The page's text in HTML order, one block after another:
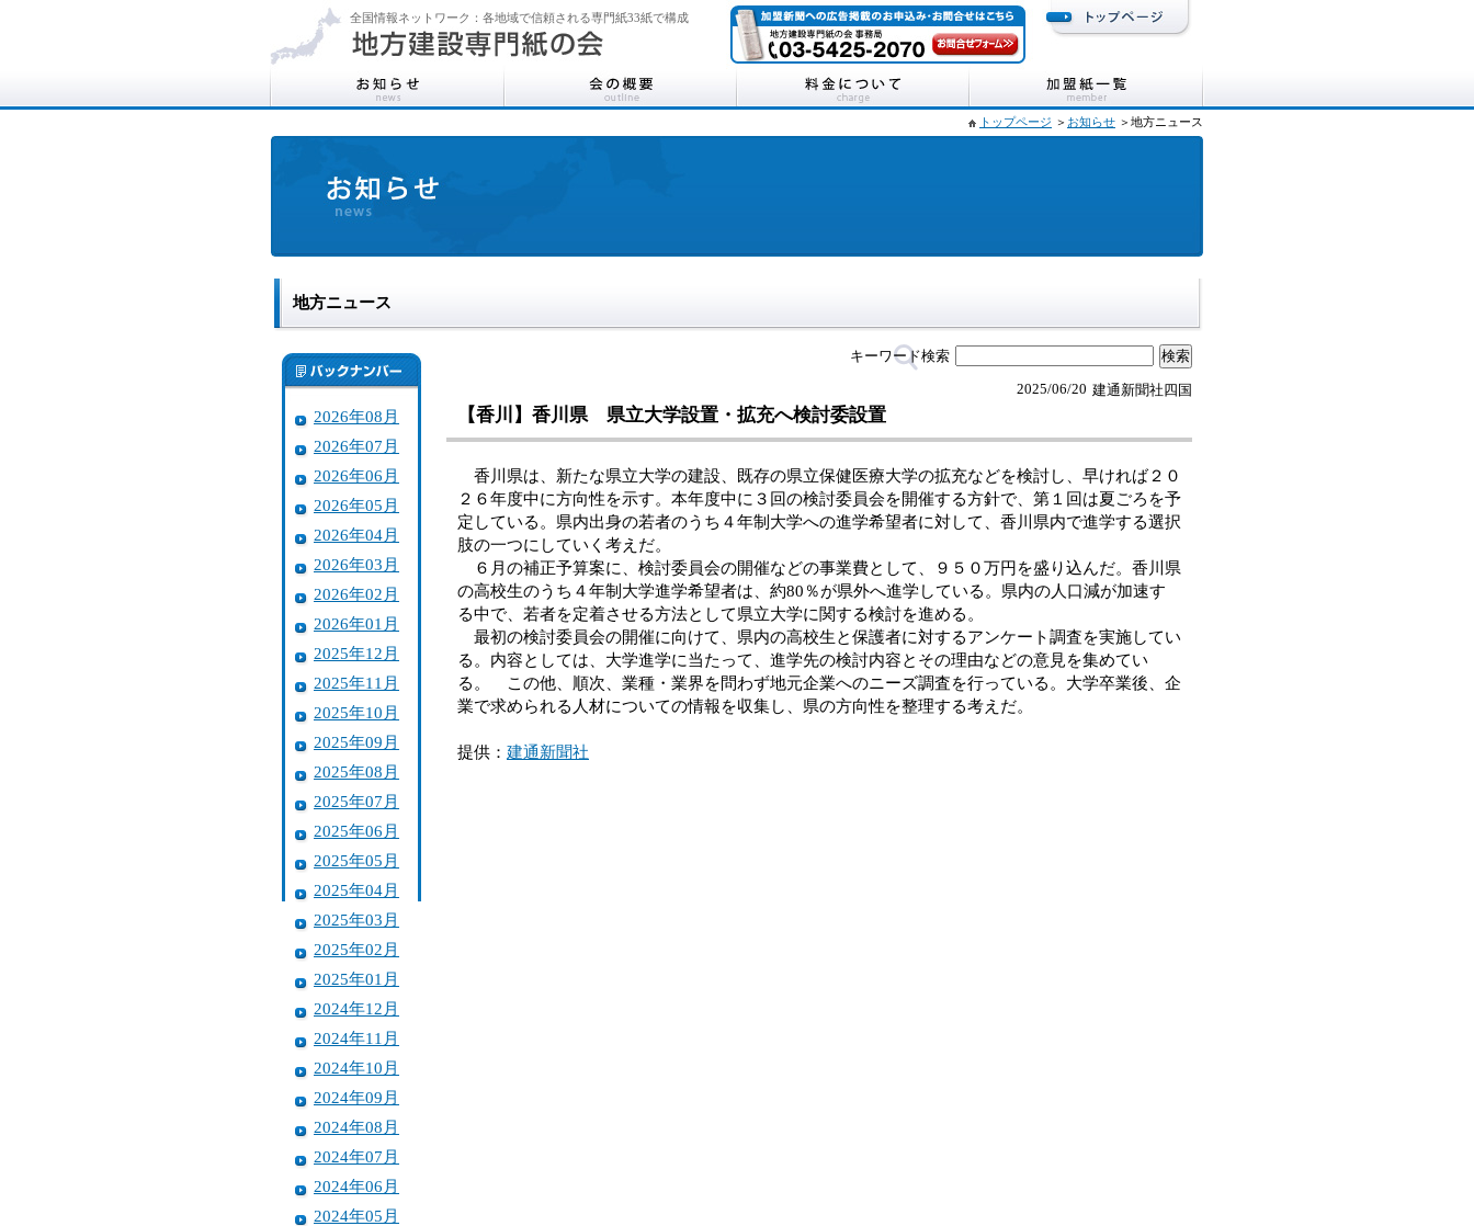
全国情報ネットワーク：各地域で信頼される専門紙33紙で構成
トップページ ＞ お知らせ ＞地方ニュース
地方ニュース
2026年08月
2026年07月
2026年06月
2026年05月
2026年04月
2026年03月
2026年02月
2026年01月
2025年12月
2025年11月
2025年10月
2025年09月
2025年08月
2025年07月
2025年06月
2025年05月
2025年04月
2025年03月
2025年02月
2025年01月
2024年12月
2024年11月
2024年10月
2024年09月
2024年08月
2024年07月
2024年06月
2024年05月
キーワード検索
建通新聞社四国
2025/06/20
【香川】香川県 県立大学設置・拡充へ検討委設置
香川県は、新たな県立大学の建設、既存の県立保健医療大学の拡充などを検討し、早ければ２０
２６年度中に方向性を示す。本年度中に３回の検討委員会を開催する方針で、第１回は夏ごろを予
定している。県内出身の若者のうち４年制大学への進学希望者に対して、香川県内で進学する選択
肢の一つにしていく考えだ。
６月の補正予算案に、検討委員会の開催などの事業費として、９５０万円を盛り込んだ。香川県
の高校生のうち４年制大学進学希望者は、約80％が県外へ進学している。県内の人口減が加速す
る中で、若者を定着させる方法として県立大学に関する検討を進める。
最初の検討委員会の開催に向けて、県内の高校生と保護者に対するアンケート調査を実施してい
る。内容としては、大学進学に当たって、進学先の検討内容とその理由などの意見を集めてい
る。 この他、順次、業種・業界を問わず地元企業へのニーズ調査を行っている。大学卒業後、企
業で求められる人材についての情報を収集し、県の方向性を整理する考えだ。
提供： 建通新聞社